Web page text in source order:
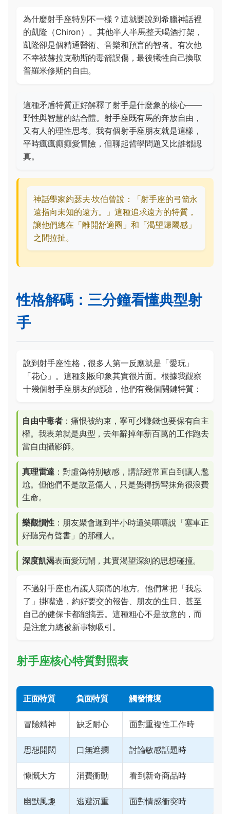
為什麼射手座特別不一樣？這就要說到希臘神話裡
的凱隆（Chiron）。其他半人半馬整天喝酒打架，
凱隆卻是個精通醫術、音樂和預言的智者。有次他
不幸被赫拉克勒斯的毒箭誤傷，最後犧牲自己換取
普羅米修斯的自由。
這種矛盾特質正好解釋了射手是什麼象的核心——
野性與智慧的結合體。射手座既有馬的奔放自由，
又有人的理性思考。我有個射手座朋友就是這樣，
平時瘋瘋癲癲愛冒險，但聊起哲學問題又比誰都認
真。
神話學家約瑟夫‧坎伯曾說：「射手座的弓箭永
遠指向未知的遠方。」這種追求遠方的特質，
讓他們總在「離開舒適圈」和「渴望歸屬感」
之間拉扯。
性格解碼：三分鐘看懂典型射
手
說到射手座性格，很多人第一反應就是「愛玩」
「花心」。這種刻板印象其實很片面。根據我觀察
十幾個射手座朋友的經驗，他們有幾個關鍵特質：
自由中毒者 ：痛恨被約束，寧可少賺錢也要保有自主
權。我表弟就是典型，去年辭掉年薪百萬的工作跑去
當自由攝影師。
真理雷達 ：對虛偽特別敏感，講話經常直白到讓人尷
尬。但他們不是故意傷人，只是覺得拐彎抹角很浪費
生命。
樂觀慣性 ：朋友聚會遲到半小時還笑嘻嘻說「塞車正
好聽完有聲書」的那種人。
深度飢渴表面愛玩鬧，其實渴望深刻的思想碰撞。
不過射手座也有讓人頭痛的地方。他們常把「我忘
了」掛嘴邊，約好要交的報告、朋友的生日、甚至
自己的健保卡都能搞丟。這種粗心不是故意的，而
是注意力總被新事物吸引。
射手座核心特質對照表
正面特質 負面特質 觸發情境
冒險精神 缺乏耐心 面對重複性工作時
思想開闊 口無遮攔 討論敏感話題時
慷慨大方 消費衝動 看到新奇商品時
幽默風趣 逃避沉重 面對情感衝突時